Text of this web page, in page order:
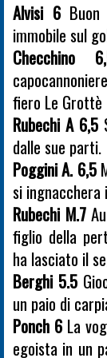
Alvisi 6Buon
immobile sul
Checchino
fiero Le Grottè
Rubechi A 6,5
dalle sue parti.
Poggini A. 6,5
si ingnacchera
Rubechi M.7
figlio della
ha lasciato il
Berghi 5.5
un paio di
Ponch 6La
egoista in un